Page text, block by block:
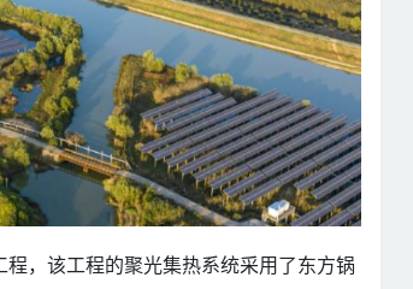
，该工程的聚光集热系统采用了东方锅